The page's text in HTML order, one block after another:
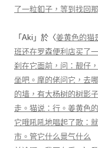
了一粒釦子，等到找回
「Aki 」於〈姜黄色的猫
班还在罗森便利店买了
刹在它面前，问：靓仔
坐吧。摩的佬问它，去
的墙，有大杨树的树影
走。猫说：行。姜黄色
它哦吼吼地唱起了歌：
市。管它什么景气什么